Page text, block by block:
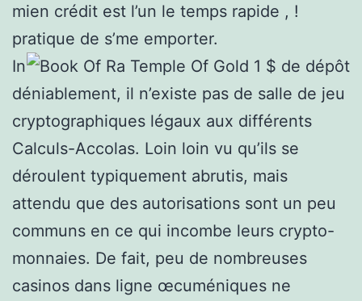
mien crédit est l’un le temps rapide , !
pratique de s’me emporter.
In
déniablement, il n’existe pas de salle de jeu
cryptographiques légaux aux différents
Calculs-Accolas. Loin loin vu qu’ils se
déroulent typiquement abrutis, mais
attendu que des autorisations sont un peu
communs en ce qui incombe leurs crypto-
monnaies. De fait, peu de nombreuses
casinos dans ligne œcuméniques ne